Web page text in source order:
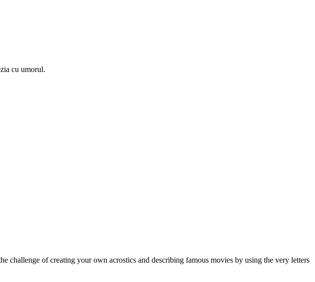
cu umorul.
challenge of creating your own acrostics and describing famous movies by using the very letters